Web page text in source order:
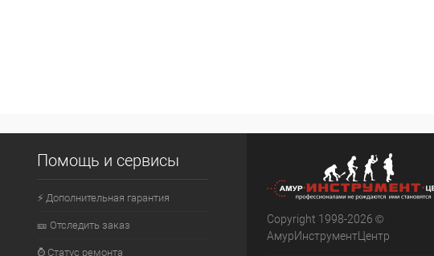
Помощь и сервисы
⚡ Дополнительная гарантия
🎫 Отследить заказ
⌚ Статус ремонта
Copyright 1998-2026 ©
АмурИнструментЦентр